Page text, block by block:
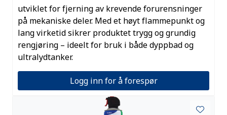
utviklet for fjerning av krevende forurensninger
på mekaniske deler. Med et høyt flammepunkt og
lang virketid sikrer produktet trygg og grundig
rengjøring – ideelt for bruk i både dyppbad og
ultralydtanker.
Logg inn for å forespør